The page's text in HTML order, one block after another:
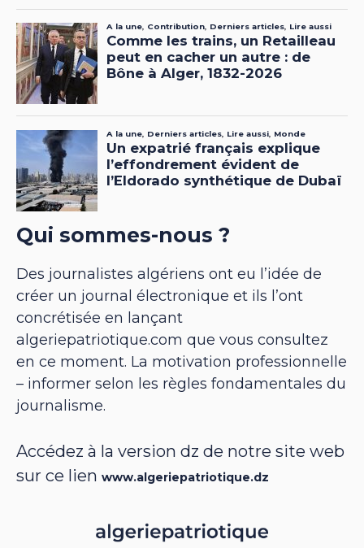
Qui sommes-nous ?
Des journalistes algériens ont eu l’idée de
créer un journal électronique et ils l’ont
concrétisée en lançant
algeriepatriotique.com que vous consultez
en ce moment. La motivation professionnelle
– informer selon les règles fondamentales du
journalisme.
Accédez à la version dz de notre site web
sur ce lien www.algeriepatriotique.dz